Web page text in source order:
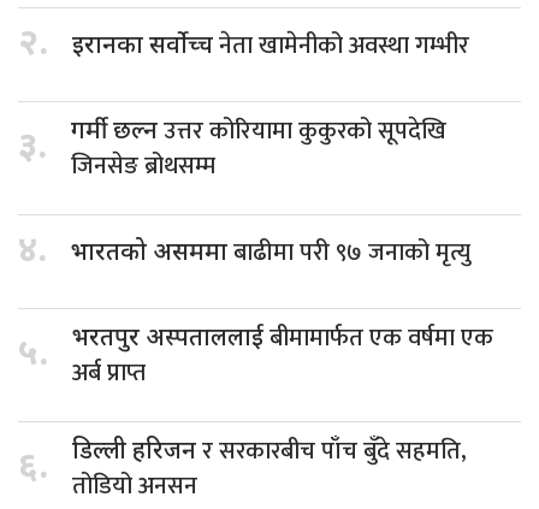
२. इरानका सर्वोच्चनेता खामेनीको अवस्था गम्भीर
३. गर्मी छल्नउत्तर कोरियामा कुकुरको सूपदेखि
जिनसेङ ब्रोथसम्म
४. भारतको असममाबाढीमा परी ९७ जनाको मृत्यु
५. भरतपुर अस्पताललाईबीमामार्फत एक वर्षमा एक
अर्ब प्राप्त
६. डिल्ली हरिजनर सरकारबीच पाँच बुँदे सहमति,
तोडियो अनसन